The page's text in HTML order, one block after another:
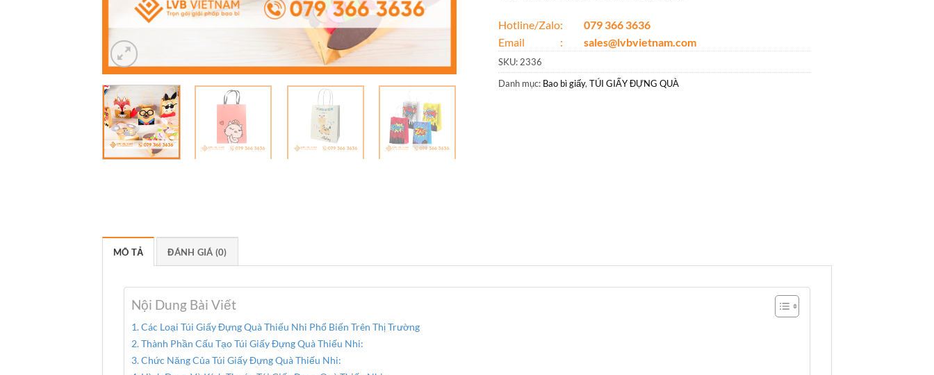
Hotline/Zalo:
079 366 3636
Email :
sales@lvbvietnam.com
SKU: 2336
Danh mục: Bao bì giấy, TÚI GIẤY ĐỰNG QUÀ
MÔ TẢ ĐÁNH GIÁ (0)
Nội Dung Bài Viết
Các Loại Túi Giấy Đựng Quà Thiếu Nhi Phổ Biến Trên Thị Trường
Thành Phần Cấu Tạo Túi Giấy Đựng Quà Thiếu Nhi:
Chức Năng Của Túi Giấy Đựng Quà Thiếu Nhi: